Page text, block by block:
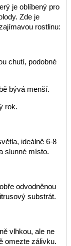
je oblíbený pro
Zde je
rostlinu:
chutí, podobné
bývá menší.
rok.
ideálně 6-8
slunné místo.
odvodněnou
substrát.
vlhkou, ale ne
omezte zálivku.